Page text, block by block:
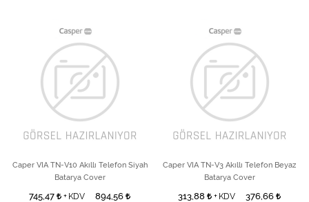
Caper VIA TN-V10 Akıllı Telefon Siyah
Batarya Cover
745,47 + KDV 894,56
Caper VIA TN-V3 Akıllı Telefon Beyaz
Batarya Cover
313,88 + KDV 376,66